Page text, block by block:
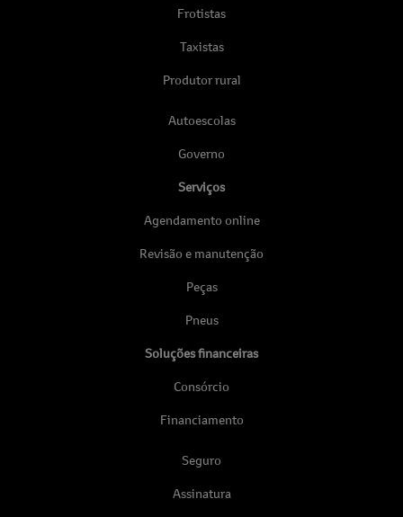
Frotistas
Taxistas
Produtor rural
Autoescolas
Governo
Serviços
Agendamento online
Revisão e manutenção
Peças
Pneus
Soluções financeiras
Consórcio
Financiamento
Seguro
Assinatura